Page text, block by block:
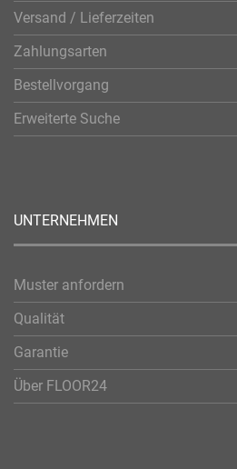
Versand / Lieferzeiten
Zahlungsarten
Bestellvorgang
Erweiterte Suche
UNTERNEHMEN
Muster anfordern
Qualität
Garantie
Über FLOOR24